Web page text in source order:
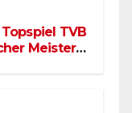
TVB
Meister